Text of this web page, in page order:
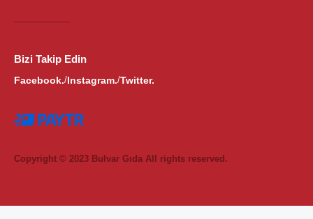
Bizi Takip Edin
Facebook./Instagram./Twitter.
Copyright © 2023 Bulvar Gıda All rights reserved.